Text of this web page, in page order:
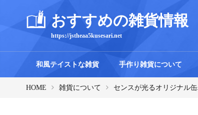
おすすめの雑貨情報
https://jstheaa5kusesari.net
和風テイストな雑貨 手作り雑貨について
HOME 雑貨について センスが光るオリジナル